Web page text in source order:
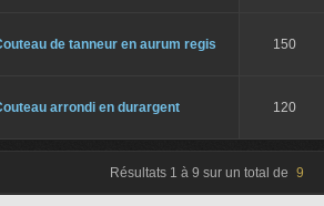
de tanneur en aurum regis 150
arrondi en durargent 120
Résultats 1 à 9 sur un total de 9